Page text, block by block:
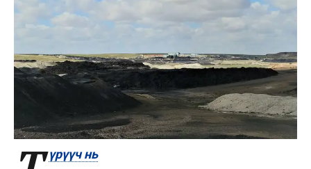
үрүүч нь